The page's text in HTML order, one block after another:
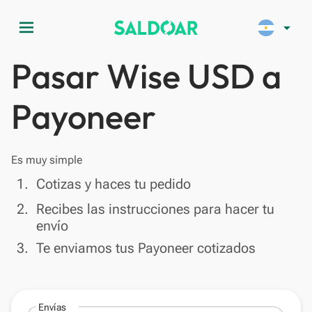
menu arrow_drop_down
Pasar Wise USD a
Payoneer
Es muy simple
done
1. Cotizas y haces tu pedido
done
2. Recibes las instrucciones para hacer tu
envío
done
3. Te enviamos tus Payoneer cotizados
Envías